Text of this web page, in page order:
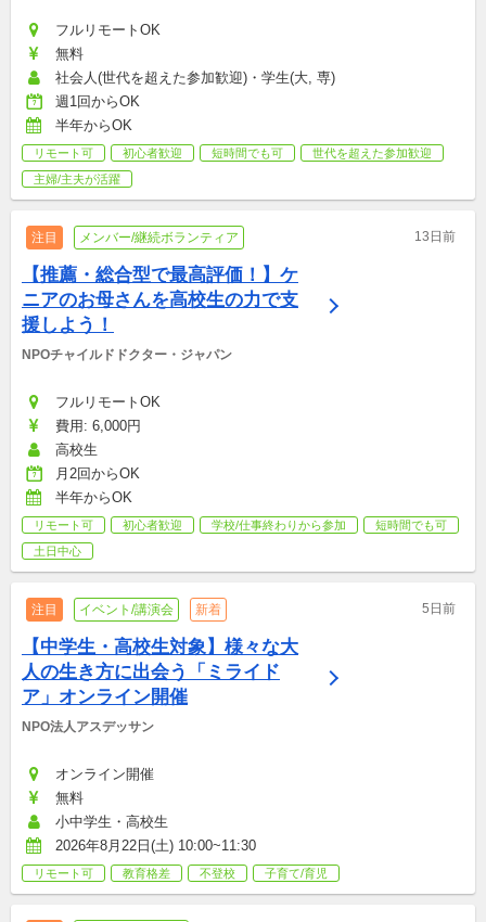
フルリモートOK
無料
社会人(世代を超えた参加歓迎)・学生(大, 専)
週1回からOK
半年からOK
リモート可 初心者歓迎 短時間でも可
世代を超えた参加歓迎
主婦/主夫が活躍
注目 メンバー/継続ボランティア 13日前
【推薦・総合型で最高評価！】ケ
ニアのお母さんを高校生の力で支
援しよう！
NPOチャイルドドクター・ジャパン
フルリモートOK
費用: 6,000円
高校生
月2回からOK
半年からOK
リモート可 初心者歓迎 学校/仕事終わりから参加
短時間でも可
土日中心
注目 イベント/講演会 新着 5日前
【中学生・高校生対象】様々な大
人の生き方に出会う「ミライド
ア」オンライン開催
NPO法人アスデッサン
オンライン開催
無料
小中学生・高校生
2026年8月22日(土) 10:00~11:30
リモート可 教育格差 不登校 子育て/育児